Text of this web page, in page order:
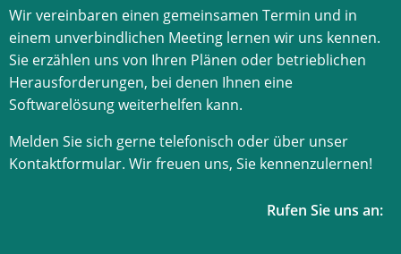
Wir vereinbaren einen gemeinsamen Termin und in
einem unverbindlichen Meeting lernen wir uns kennen.
Sie erzählen uns von Ihren Plänen oder betrieblichen
Herausforderungen, bei denen Ihnen eine
Softwarelösung weiterhelfen kann.
Melden Sie sich gerne telefonisch oder über unser
Kontaktformular. Wir freuen uns, Sie kennenzulernen!
Rufen Sie uns an: